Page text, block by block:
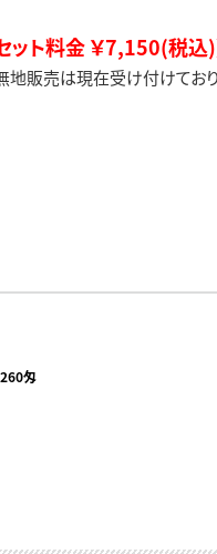
ト料金 ￥7,150(税込)
販売は現在受け付けており
匁